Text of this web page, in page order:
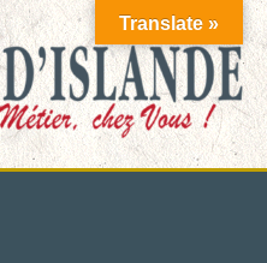
Translate »